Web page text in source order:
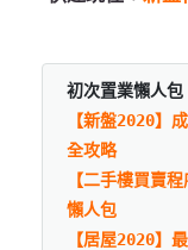
初次置業懶人包
【新盤2020】
全攻略
【二手樓買賣
懶人包
【居屋2020】